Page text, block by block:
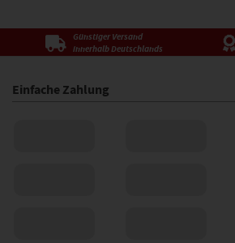
Günstiger Versand
innerhalb Deutschlands
Einfache Zahlung